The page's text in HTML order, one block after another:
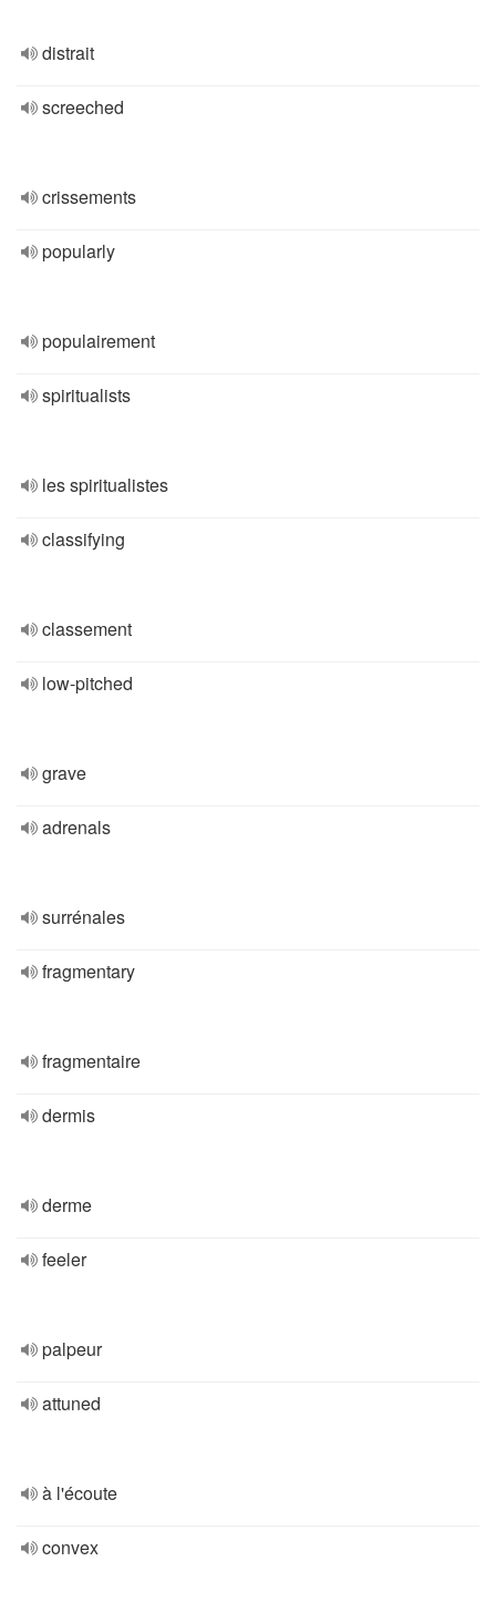
distrait
screeched
crissements
popularly
populairement
spiritualists
les spiritualistes
classifying
classement
low-pitched
grave
adrenals
surrénales
fragmentary
fragmentaire
dermis
derme
feeler
palpeur
attuned
à l'écoute
convex